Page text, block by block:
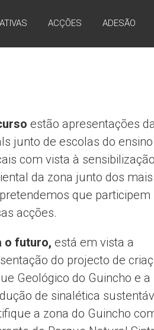
ACÇÕES ADESÃO
estão apresentações
junto de escolas do
com vista à sensibilização
da zona junto dos
que participem
acções.
o futuro, está em vista a
do projecto de
Geológico do Guincho e a
de sinalética
a zona do Guincho